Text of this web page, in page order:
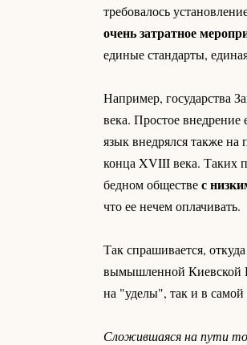
требовалось
очень затратное
единые стандарты,
Например, государства
века. Простое внедрение
язык внедрялся также
конца XVIII века. Таких
бедном обществес
что ее нечем оплачивать.
Так спрашивается,
вымышленной Киевской
на "уделы", так и в самой
Сложившаяся на пути